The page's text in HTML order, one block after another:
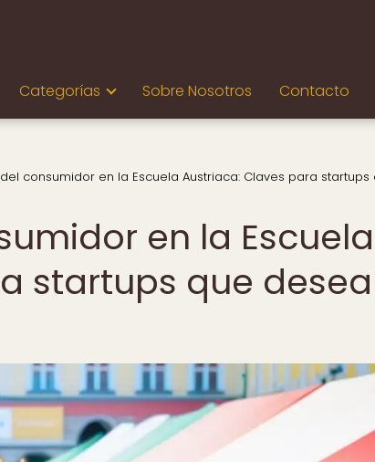
Categorías Sobre Nosotros Contacto
consumidor en la Escuela Austriaca: Claves para startups
en la Escuela
startups que